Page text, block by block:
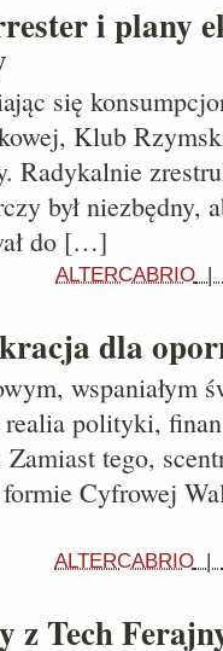
i plany
się
Klub
Radykalnie
był niezbędny,
do […]
ALTERCABRIO |
dla
wspaniałym
realia polityki,
tego,
Cyfrowej
ALTERCABRIO |
z Tech